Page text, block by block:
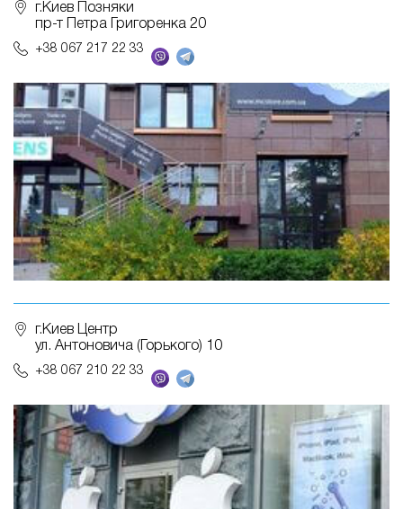
г.Киев Позняки
пр-т Петра Григоренка 20
+38 067 217 22 33
г.Киев Центр
ул. Антоновича (Горького) 10
+38 067 210 22 33